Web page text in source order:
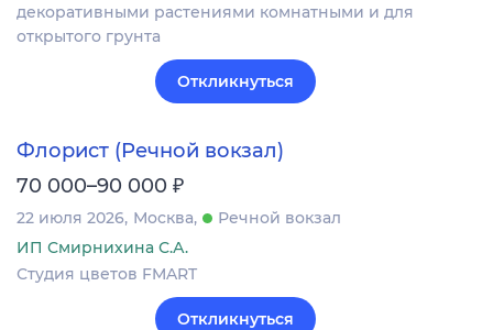
декоративными растениями комнатными и для
открытого грунта
Откликнуться
Флорист (Речной вокзал)
70 000–90 000 ₽
22 июля 2026 Москва
Речной вокзал
ИП Смирнихина С.А.
Студия цветов FMART
Откликнуться